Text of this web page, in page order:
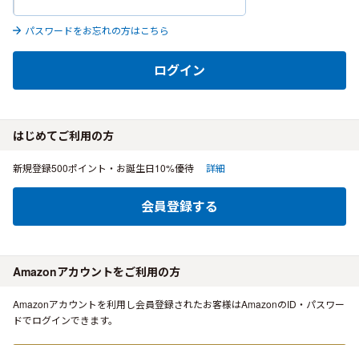
パスワードをお忘れの方はこちら
ログイン
はじめてご利用の方
新規登録500ポイント・お誕生日10%優待 詳細
会員登録する
Amazonアカウントをご利用の方
Amazonアカウントを利用し会員登録されたお客様はAmazonのID・パスワー
ドでログインできます。